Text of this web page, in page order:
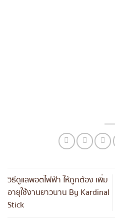
วิธีดูแลพอตไฟฟ้า ให้ถูกต้อง เพิ่ม
อายุใช้งานยาวนาน By Kardinal
Stick